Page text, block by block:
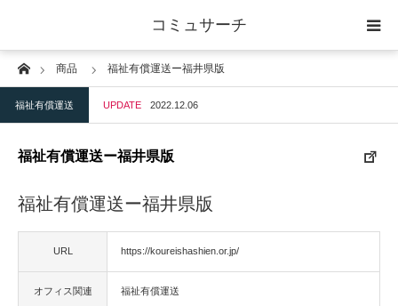
コミュサーチ
Home商品 福祉有償運送ー福井県版
福祉有償運送 UPDATE 2022.12.06
福祉有償運送ー福井県版
福祉有償運送ー福井県版
URL https://koureishashien.or.jp/
オフィス関連 福祉有償運送
ホーム
士業